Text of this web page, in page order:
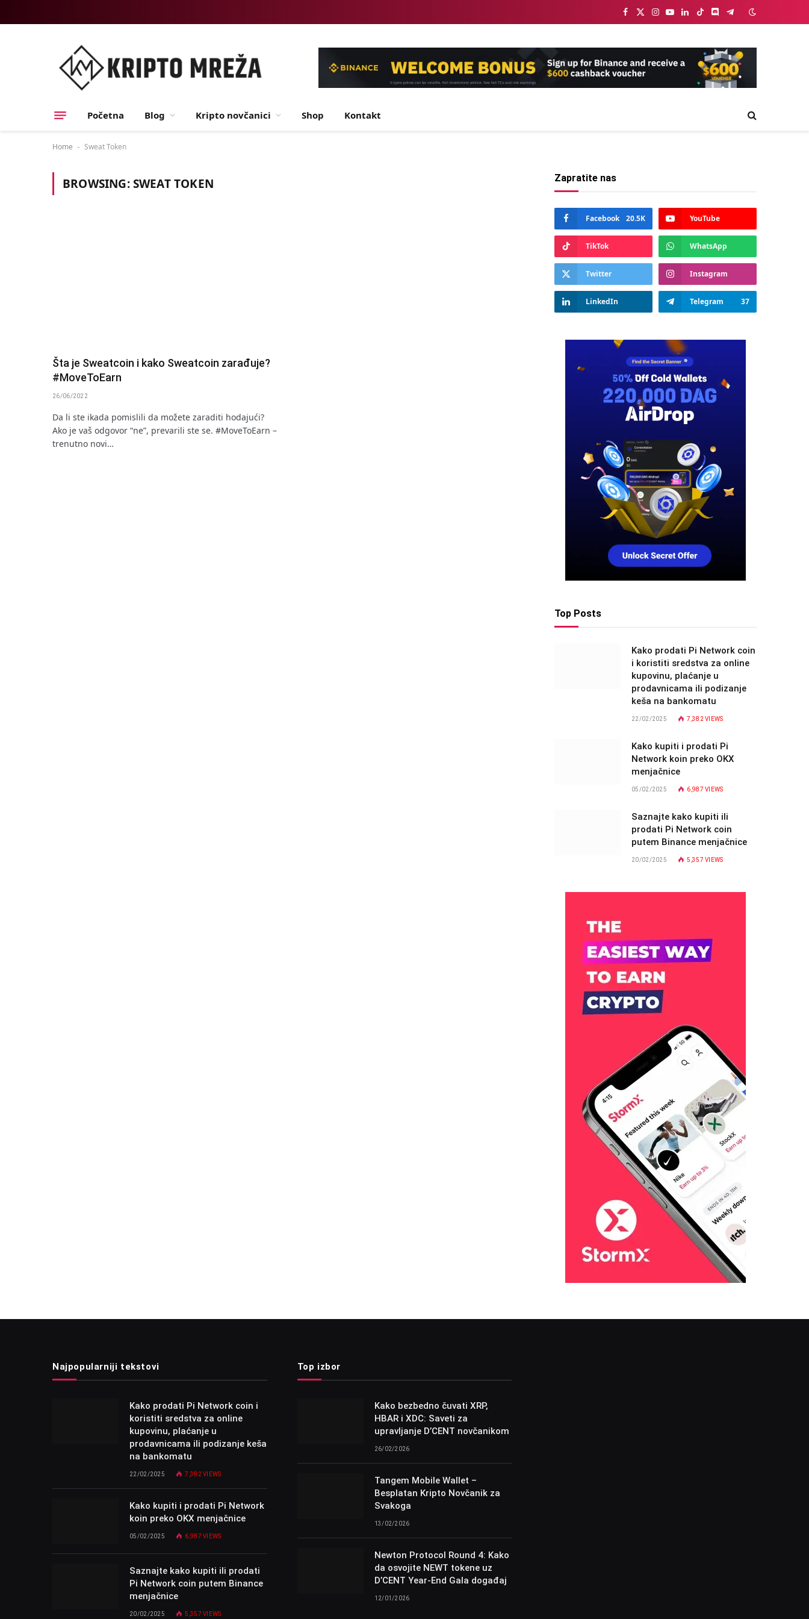
Facebook
X
Instagram
YouTube
LinkedIn
TikTokDiscordTelegram
Početna Blog Kripto novčanici Shop Kontakt
Home - Sweat Token
BROWSING:SWEAT TOKEN
Šta je Sweatcoin i kako Sweatcoin zarađuje?
#MoveToEarn
26/06/2022
Da li ste ikada pomislili da možete zaraditi hodajući?
Ako je vaš odgovor “ne”, prevarili ste se. #MoveToEarn –
trenutno novi…
Zapratite nas
Facebook 20.5K YouTube
TikTok WhatsApp
Twitter Instagram
LinkedIn Telegram 37
Top Posts
Kako prodati Pi Network coin
i koristiti sredstva za online
kupovinu, plaćanje u
prodavnicama ili podizanje
keša na bankomatu
22/02/2025 7,382VIEWS
Kako kupiti i prodati Pi
Network koin preko OKX
menjačnice
05/02/2025 6,987VIEWS
Saznajte kako kupiti ili
prodati Pi Network coin
putem Binance menjačnice
20/02/2025 5,357VIEWS
Najpopularniji tekstovi
Kako prodati Pi Network coin i
koristiti sredstva za online
kupovinu, plaćanje u
prodavnicama ili podizanje keša
na bankomatu
22/02/2025 7,382VIEWS
Kako kupiti i prodati Pi Network
koin preko OKX menjačnice
05/02/2025 6,987VIEWS
Saznajte kako kupiti ili prodati
Pi Network coin putem Binance
menjačnice
20/02/2025 5,357VIEWS
Top izbor
Kako bezbedno čuvati XRP,
HBAR i XDC: Saveti za
upravljanje D’CENT novčanikom
26/02/2026
Tangem Mobile Wallet –
Besplatan Kripto Novčanik za
Svakoga
13/02/2026
Newton Protocol Round 4: Kako
da osvojite NEWT tokene uz
D’CENT Year-End Gala događaj
12/01/2026